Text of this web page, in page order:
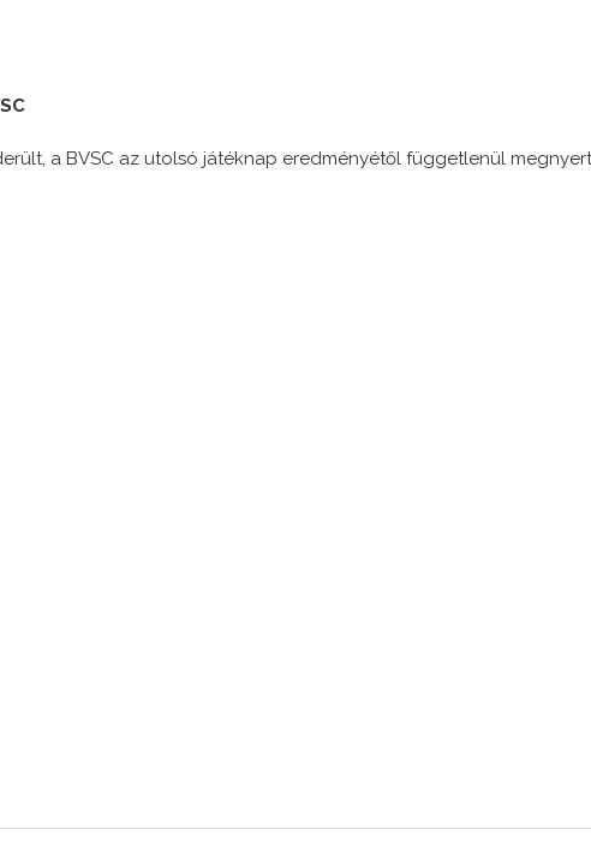
a BVSC az utolsó játéknap eredményétől függetlenül